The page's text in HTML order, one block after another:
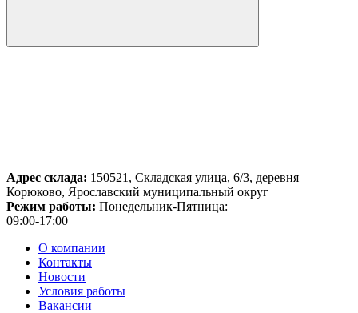
Адрес склада: 150521, Складская улица, 6/3, деревня
Корюково, Ярославский муниципальный округ
Режим работы: Понедельник-Пятница:
09:00-17:00
О компании
Контакты
Новости
Условия работы
Вакансии